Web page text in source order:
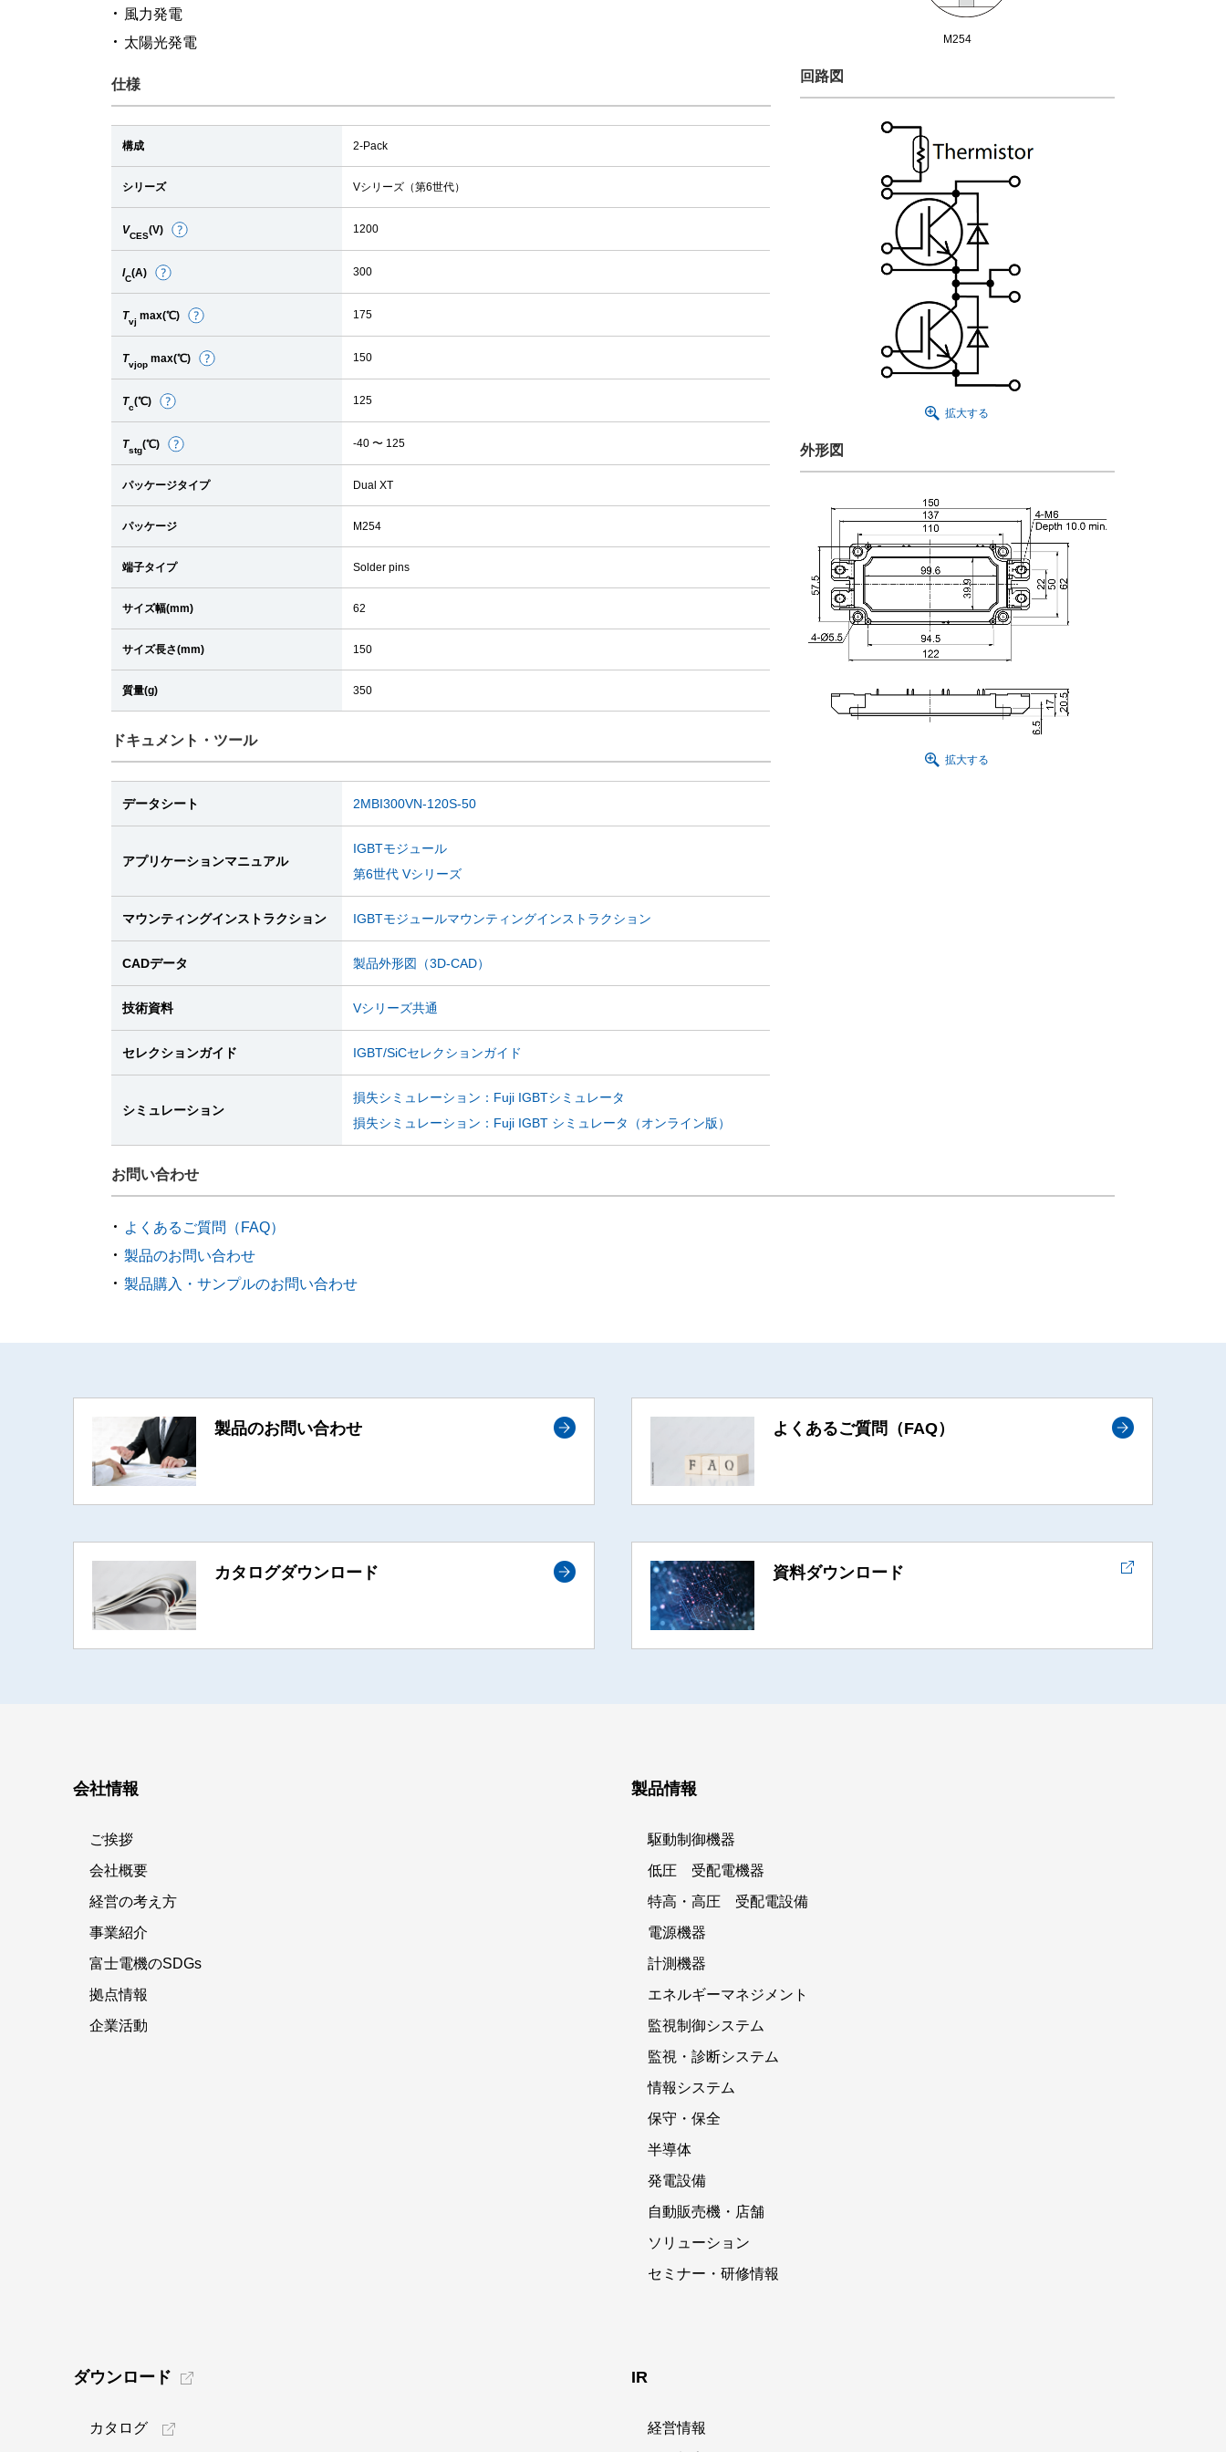
風力発電
太陽光発電
仕様
構成 2-Pack
シリーズ Vシリーズ（第6世代）
VCES(V)
詳
細
1200
IC(A)
詳
細
300
Tvj max(℃)
詳
細
175
Tvjop max(℃)
詳
細
150
Tc(℃)
詳
細
125
Tstg(℃)
詳
細
-40 〜 125
パッケージタイプ Dual XT
パッケージ M254
端子タイプ Solder pins
サイズ幅(mm) 62
サイズ長さ(mm) 150
質量(g) 350
ドキュメント・ツール
データシート 2MBI300VN-120S-50
アプリケーションマニュアル
IGBTモジュール
第6世代 Vシリーズ
マウンティングインストラクション IGBTモジュールマウンティングインストラクション
CADデータ 製品外形図（3D-CAD）
技術資料 Vシリーズ共通
セレクションガイド IGBT/SiCセレクションガイド
シミュレーション
損失シミュレーション：Fuji IGBTシミュレータ
損失シミュレーション：Fuji IGBT シミュレータ（オンライン版）
M254
回路図
拡大する
外形図
拡大する
お問い合わせ
よくあるご質問（FAQ）
製品のお問い合わせ
製品購入・サンプルのお問い合わせ
製品のお問い合わせ よくあるご質問（FAQ）
カタログダウンロード 資料ダウンロード
会社情報
ご挨拶
会社概要
経営の考え方
事業紹介
富士電機のSDGs
拠点情報
企業活動
製品情報
駆動制御機器
低圧 受配電機器
特高・高圧 受配電設備
電源機器
計測機器
エネルギーマネジメント
監視制御システム
監視・診断システム
情報システム
保守・保全
半導体
発電設備
自動販売機・店舗
ソリューション
セミナー・研修情報
ダウンロード
カタログ
IR
経営情報